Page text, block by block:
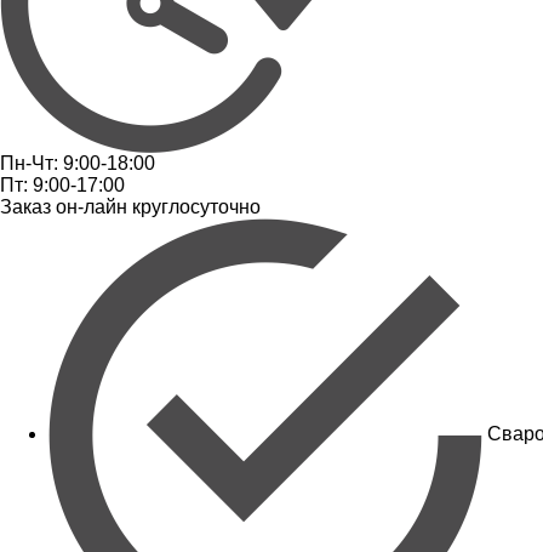
Пн-Чт: 9:00-18:00
Пт: 9:00-17:00
Заказ он-лайн круглосуточно